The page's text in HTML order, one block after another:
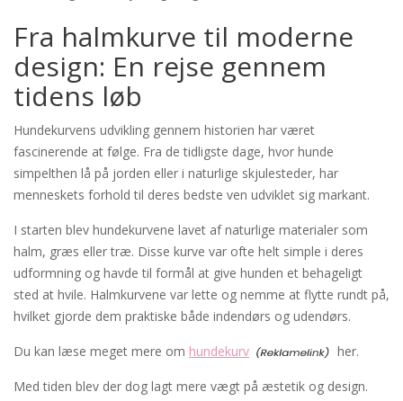
Fra halmkurve til moderne
design: En rejse gennem
tidens løb
Hundekurvens udvikling gennem historien har været
fascinerende at følge. Fra de tidligste dage, hvor hunde
simpelthen lå på jorden eller i naturlige skjulesteder, har
menneskets forhold til deres bedste ven udviklet sig markant.
I starten blev hundekurvene lavet af naturlige materialer som
halm, græs eller træ. Disse kurve var ofte helt simple i deres
udformning og havde til formål at give hunden et behageligt
sted at hvile. Halmkurvene var lette og nemme at flytte rundt på,
hvilket gjorde dem praktiske både indendørs og udendørs.
Du kan læse meget mere om hundekurv her.
Med tiden blev der dog lagt mere vægt på æstetik og design.